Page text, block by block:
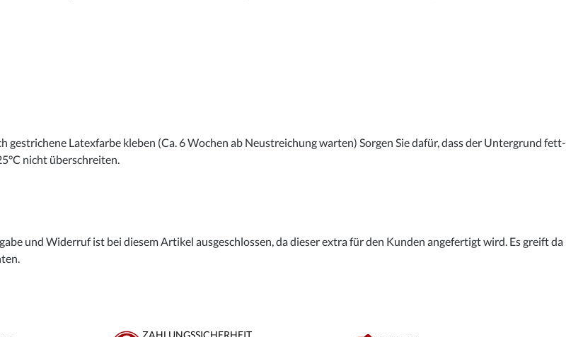
Latexfarbe kleben (Ca. 6 Wochen ab Neustreichung warten) Sorgen Sie dafür, dass der Untergrund fett-
nicht überschreiten.
und Widerruf ist bei diesem Artikel ausgeschlossen, da dieser extra für den Kunden angefertigt wird. Es greift da